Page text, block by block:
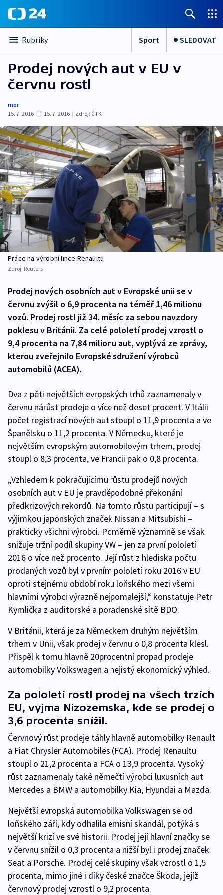
Rubriky Sport SLEDOVAT
Prodej nových aut v EU v
červnu rostl
mor
15. 7. 2016
15. 7. 2016 | Zdroj: ČTK
Práce na výrobní lince Renaultu
Zdroj: Reuters
Prodej nových osobních aut v Evropské unii se v
červnu zvýšil o 6,9 procenta na téměř 1,46 milionu
vozů. Prodej rostl již 34. měsíc za sebou navzdory
poklesu v Británii. Za celé pololetí prodej vzrostl o
9,4 procenta na 7,84 milionu aut, vyplývá ze zprávy,
kterou zveřejnilo Evropské sdružení výrobců
automobilů (ACEA).
Dva z pěti největších evropských trhů zaznamenaly v
červnu nárůst prodeje o více než deset procent. V Itálii
počet registrací nových aut stoupl o 11,9 procenta a ve
Španělsku o 11,2 procenta. V Německu, které je
největším evropským automobilovým trhem, prodej
stoupl o 8,3 procenta, ve Francii pak o 0,8 procenta.
„Vzhledem k pokračujícímu růstu prodejů nových
osobních aut v EU je pravděpodobné překonání
předkrizových rekordů. Na tomto růstu participují – s
výjimkou japonských značek Nissan a Mitsubishi –
prakticky všichni výrobci. Poměrně významně se však
snižuje tržní podíl skupiny VW – jen za první pololetí
2016 o více než procento. Její růst z hlediska počtu
prodaných vozů byl v prvním pololetí roku 2016 v EU
oproti stejnému období roku loňského mezi všemi
hlavními výrobci výrazně nejpomalejší,“ konstatuje Petr
Kymlička z auditorské a poradenské sítě BDO.
V Británii, která je za Německem druhým největším
trhem v Unii, však prodej v červnu o 0,8 procenta klesl.
Přispěl k tomu hlavně 20procentní propad prodeje
automobilky Volkswagen a nejistý ekonomický výhled.
Za pololetí rostl prodej na všech trzích
EU, vyjma Nizozemska, kde se prodej o
3,6 procenta snížil.
Červnový růst prodeje táhly hlavně automobilky Renault
a Fiat Chrysler Automobiles (FCA). Prodej Renaultu
stoupl o 21,2 procenta a FCA o 13,9 procenta. Vysoký
růst zaznamenaly také němečtí výrobci luxusních aut
Mercedes a BMW a automobilky Kia, Hyundai a Mazda.
Největší evropská automobilka Volkswagen se od
loňského září, kdy odhalila emisní skandál, potýká s
největší krizí ve své historii. Prodej její hlavní značky se
v červnu snížil o 0,3 procenta a nižší byl i prodej značek
Seat a Porsche. Prodej celé skupiny však vzrostl o 1,5
procenta, mimo jiné i díky české značce Škoda, jejíž
červnový prodej vzrostl o 9,2 procenta.